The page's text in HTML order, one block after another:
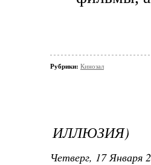
Рубрики: Кинозал
ИЛЛЮЗИЯ)
Четверг, 17 Января